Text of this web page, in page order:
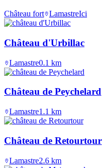
Château fort LamastreIci
Château d'Urbillac
Lamastre0.1 km
Château de Peychelard
Lamastre1.1 km
Château de Retourtour
Lamastre2.6 km